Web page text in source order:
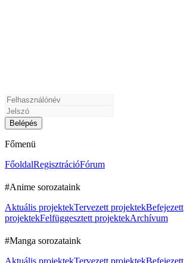
Főmenü
FőoldalRegisztrációFórum
#Anime sorozataink
Aktuális projektekTervezett projektekBefejezett
projektekFelfüggesztett projektekArchívum
#Manga sorozataink
Aktuális projektekTervezett projektekBefejezett